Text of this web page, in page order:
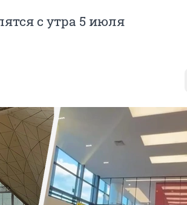
с утра 5 июля